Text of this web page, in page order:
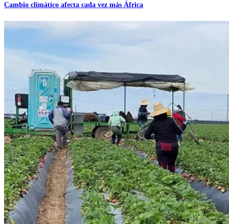
Cambio climático afecta cada vez más África